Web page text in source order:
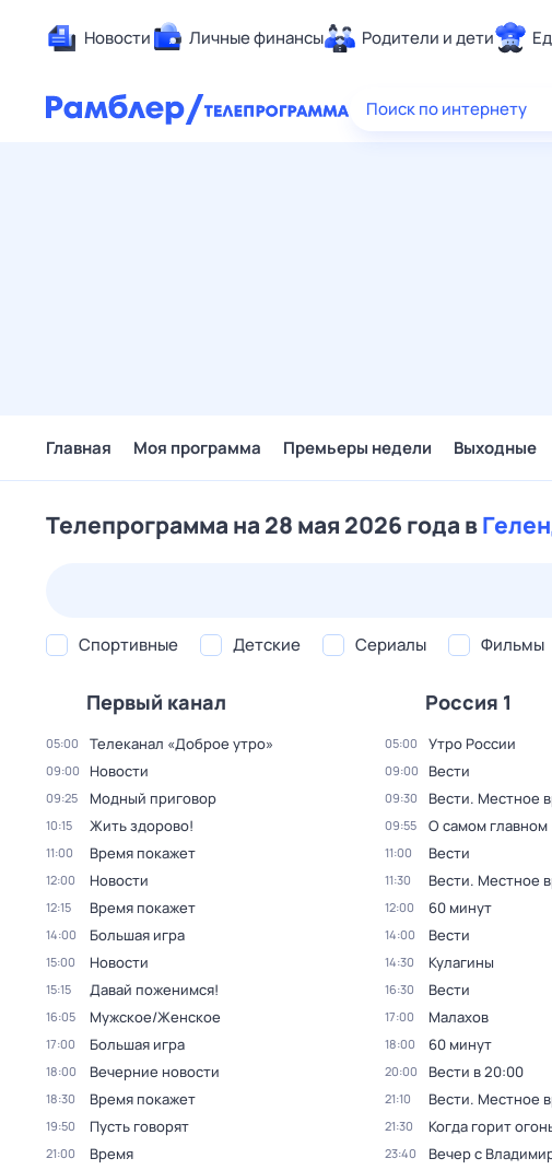
Новости Личные финансы Родители и дети
Здоровье
Поиск по интернету
Главная Моя программа Премьеры недели Выходные
Телепрограмма на 28 мая 2026 года в
Спортивные Детские Сериалы Фильмы
Первый канал
05:00 Телеканал «Доброе утро»
09:00 Новости
09:25 Модный приговор
10:15 Жить здорово!
11:00 Время покажет
12:00 Новости
12:15 Время покажет
14:00 Большая игра
15:00 Новости
15:15 Давай поженимся!
16:05 Мужское/Женское
17:00 Большая игра
18:00 Вечерние новости
18:30 Время покажет
19:50 Пусть говорят
21:00 Время
Россия 1
05:00 Утро России
09:00 Вести
09:30 Вести. Местное
09:55 О самом главном
11:00 Вести
11:30 Вести. Местное
12:00 60 минут
14:00 Вести
14:30 Кулагины
16:30 Вести
17:00 Малахов
18:00 60 минут
20:00 Вести в 20:00
21:10 Вести. Местное
21:30 Когда горит
23:40 Вечер с